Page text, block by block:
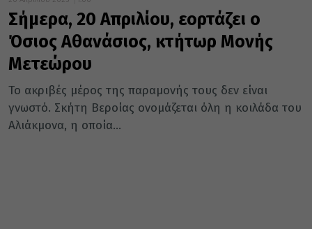
Σήμερα, 20 Απριλίου, εορτάζει ο
Όσιος Αθανάσιος, κτήτωρ Μονής
Μετεώρου
Το ακριβές μέρος της παραμονής τους δεν είναι
γνωστό. Σκήτη Βεροίας ονομάζεται όλη η κοιλάδα του
Αλιάκμονα, η οποία...